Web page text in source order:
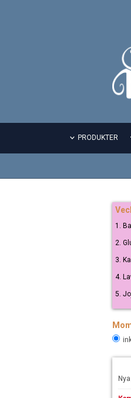
PRODUKTER
1.
2.
3.